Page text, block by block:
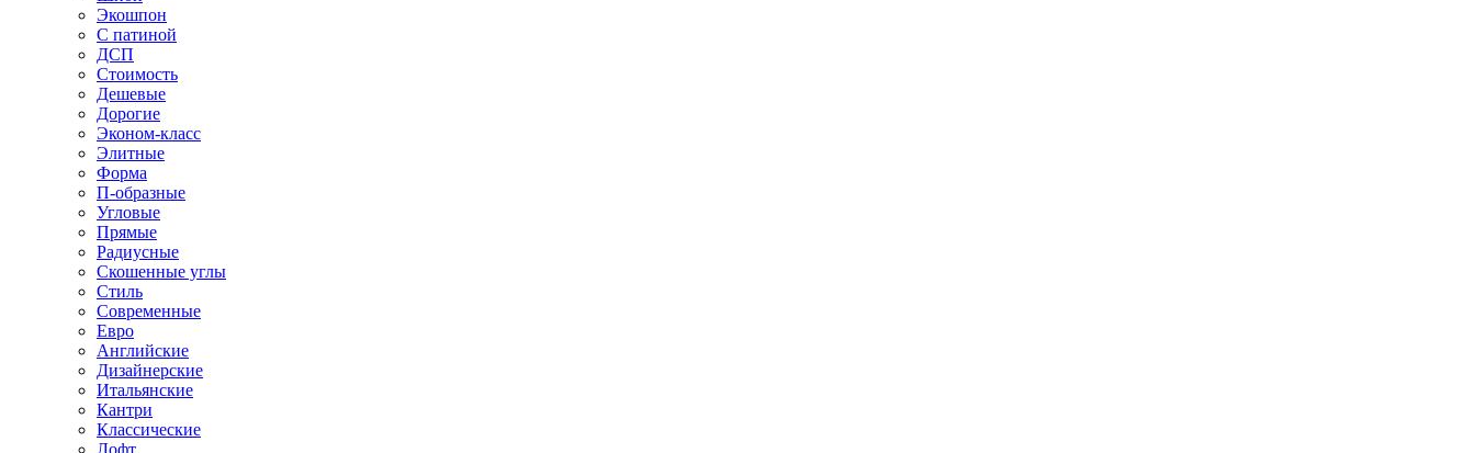
Экошпон
С патиной
ДСП
Стоимость
Дешевые
Дорогие
Эконом-класс
Элитные
Форма
П-образные
Угловые
Прямые
Радиусные
Скошенные углы
Стиль
Современные
Евро
Английские
Дизайнерские
Итальянские
Кантри
Классические
Лофт